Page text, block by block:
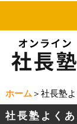
ホーム ＞社長塾
社長塾よくあ